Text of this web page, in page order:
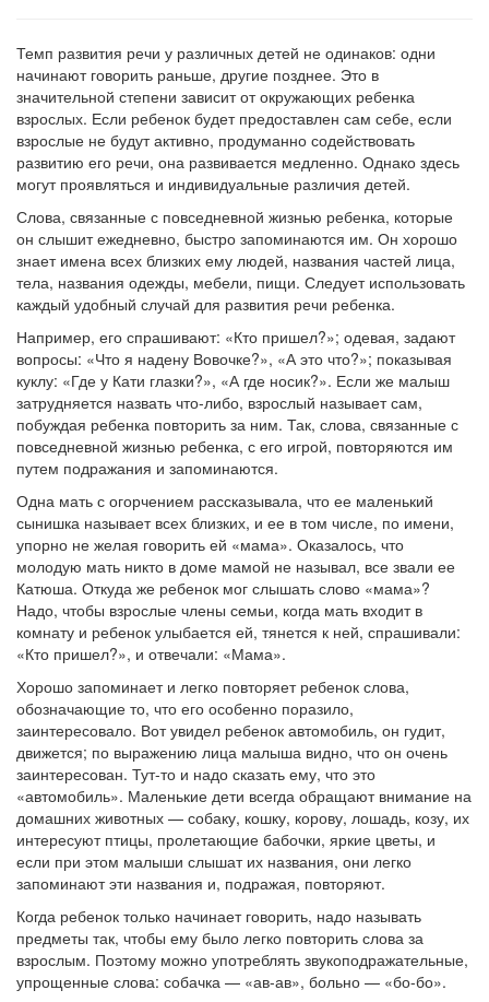
Темп развития речи у различных детей не одинаков: одни
начинают говорить раньше, другие позднее. Это в
значительной степени зависит от окружающих ребенка
взрослых. Если ребенок будет предоставлен сам себе, если
взрослые не будут активно, продуманно содействовать
развитию его речи, она развивается медленно. Однако здесь
могут проявляться и индивидуальные различия детей.
Слова, связанные с повседневной жизнью ребенка, которые
он слышит ежедневно, быстро запоминаются им. Он хорошо
знает имена всех близких ему людей, названия частей лица,
тела, названия одежды, мебели, пищи. Следует использовать
каждый удобный случай для развития речи ребенка.
Например, его спрашивают: «Кто пришел?»; одевая, задают
вопросы: «Что я надену Вовочке?», «А это что?»; показывая
куклу: «Где у Кати глазки?», «А где носик?». Если же малыш
затрудняется назвать что-либо, взрослый называет сам,
побуждая ребенка повторить за ним. Так, слова, связанные с
повседневной жизнью ребенка, с его игрой, повторяются им
путем подражания и запоминаются.
Одна мать с огорчением рассказывала, что ее маленький
сынишка называет всех близких, и ее в том числе, по имени,
упорно не желая говорить ей «мама». Оказалось, что
молодую мать никто в доме мамой не называл, все звали ее
Катюша. Откуда же ребенок мог слышать слово «мама»?
Надо, чтобы взрослые члены семьи, когда мать входит в
комнату и ребенок улыбается ей, тянется к ней, спрашивали:
«Кто пришел?», и отвечали: «Мама».
Хорошо запоминает и легко повторяет ребенок слова,
обозначающие то, что его особенно поразило,
заинтересовало. Вот увидел ребенок автомобиль, он гудит,
движется; по выражению лица малыша видно, что он очень
заинтересован. Тут-то и надо сказать ему, что это
«автомобиль». Маленькие дети всегда обращают внимание на
домашних животных — собаку, кошку, корову, лошадь, козу, их
интересуют птицы, пролетающие бабочки, яркие цветы, и
если при этом малыши слышат их названия, они легко
запоминают эти названия и, подражая, повторяют.
Когда ребенок только начинает говорить, надо называть
предметы так, чтобы ему было легко повторить слова за
взрослым. Поэтому можно употреблять звукоподражательные,
упрощенные слова: собачка — «ав-ав», больно — «бо-бо».